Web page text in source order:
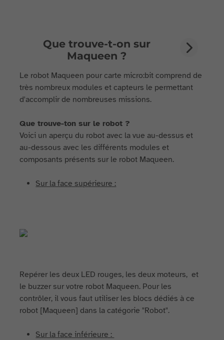
Que trouve-t-on sur
Maqueen ?
Le robot Maqueen pour carte micro:bit comprend de
très nombreux modules et capteurs le permettant
d'accomplir de nombreuses missions.
Que trouve-ton sur le robot ?
Voici un aperçu du robot avec la vue au-dessus et
au-dessous avec les différents modules et
composants présents sur le robot Maqueen.
Sur la face supérieure :
Repérer les deux LED rouges, les deux moteurs, et
le buzzer sur votre robot Maqueen. Pour les
contrôler, il vous faut utiliser les blocs dédiés à ce
robot [Maqueen] dans la catégorie "Robot".
Sur la face inférieure :